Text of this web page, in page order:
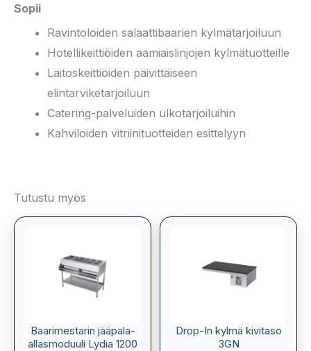
Sopii
Ravintoloiden salaattibaarien kylmätarjoiluun
Hotellikeittiöiden aamiaislinjojen kylmätuotteille
Laitoskeittiöiden päivittäiseen
elintarviketarjoiluun
Catering-palveluiden ulkotarjoiluihin
Kahviloiden vitriinituotteiden esittelyyn
Tutustu myös
Baarimestarin jääpala-
allasmoduuli Lydia 1200
Drop-In kylmä kivitaso
3GN